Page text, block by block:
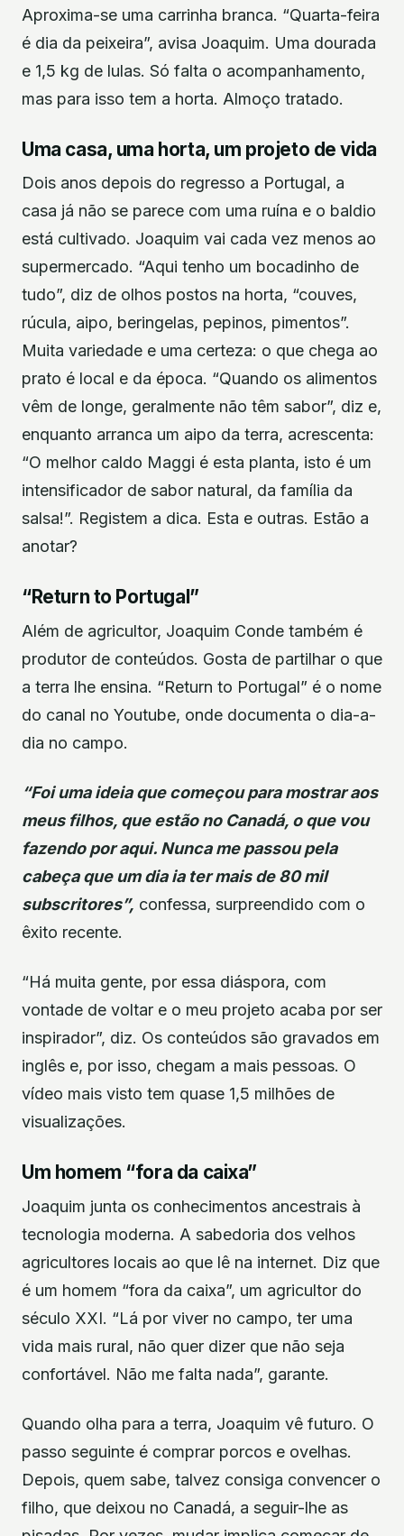
Aproxima-se uma carrinha branca. “Quarta-feira
é dia da peixeira”, avisa Joaquim. Uma dourada
e 1,5 kg de lulas. Só falta o acompanhamento,
mas para isso tem a horta. Almoço tratado.
Uma casa, uma horta, um projeto de vida
Dois anos depois do regresso a Portugal, a
casa já não se parece com uma ruína e o baldio
está cultivado. Joaquim vai cada vez menos ao
supermercado. “Aqui tenho um bocadinho de
tudo”, diz de olhos postos na horta, “couves,
rúcula, aipo, beringelas, pepinos, pimentos”.
Muita variedade e uma certeza: o que chega ao
prato é local e da época. “Quando os alimentos
vêm de longe, geralmente não têm sabor”, diz e,
enquanto arranca um aipo da terra, acrescenta:
“O melhor caldo Maggi é esta planta, isto é um
intensificador de sabor natural, da família da
salsa!”. Registem a dica. Esta e outras. Estão a
anotar?
“Return to Portugal”
Além de agricultor, Joaquim Conde também é
produtor de conteúdos. Gosta de partilhar o que
a terra lhe ensina. “Return to Portugal” é o nome
do canal no Youtube, onde documenta o dia-a-
dia no campo.
“Foi uma ideia que começou para mostrar aos
meus filhos, que estão no Canadá, o que vou
fazendo por aqui. Nunca me passou pela
cabeça que um dia ia ter mais de 80 mil
subscritores”, confessa, surpreendido com o
êxito recente.
“Há muita gente, por essa diáspora, com
vontade de voltar e o meu projeto acaba por ser
inspirador”, diz. Os conteúdos são gravados em
inglês e, por isso, chegam a mais pessoas. O
vídeo mais visto tem quase 1,5 milhões de
visualizações.
Um homem “fora da caixa”
Joaquim junta os conhecimentos ancestrais à
tecnologia moderna. A sabedoria dos velhos
agricultores locais ao que lê na internet. Diz que
é um homem “fora da caixa”, um agricultor do
século XXI. “Lá por viver no campo, ter uma
vida mais rural, não quer dizer que não seja
confortável. Não me falta nada”, garante.
Quando olha para a terra, Joaquim vê futuro. O
passo seguinte é comprar porcos e ovelhas.
Depois, quem sabe, talvez consiga convencer o
filho, que deixou no Canadá, a seguir-lhe as